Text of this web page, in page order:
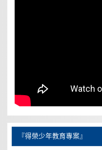
『得榮少年教育專案』